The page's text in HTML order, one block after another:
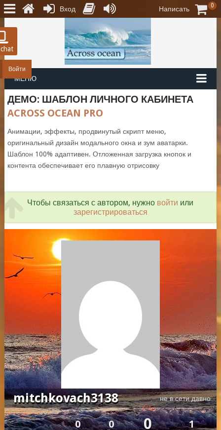
Войти
МЕНЮ
ДЕМО: ШАБЛОН ЛИЧНОГО КАБИНЕТА
ACROSS OCEAN PRO
Анимации, эффекты, продвинутый скрипт меню,
оригинальный дизайн модального окна и зум аватарки.
Шаблон 100% адаптивен. Отложенная загрузка кнопок и
контента обеспечивает его плавную отрисовку
Чтобы связаться с автором, нужно войти или
зарегистрироваться
mitchkovach3138 не в сети давно
0 0 0 1
Вход Написать 0